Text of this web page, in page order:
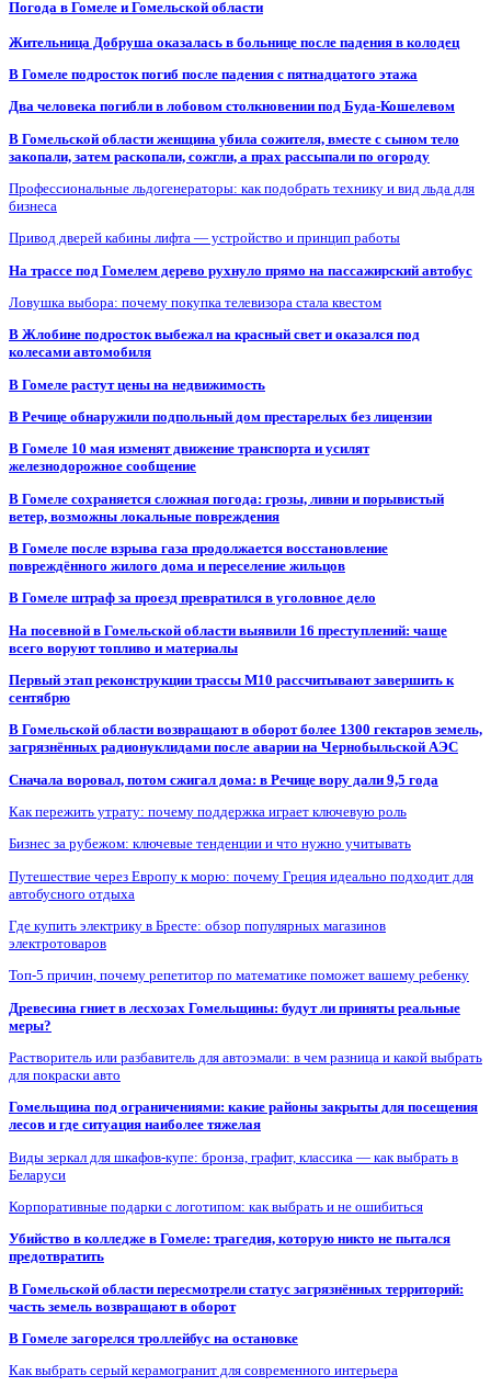
Погода в Гомеле и Гомельской области
Жительница Добруша оказалась в больнице после падения в колодец
В Гомеле подросток погиб после падения с пятнадцатого этажа
Два человека погибли в лобовом столкновении под Буда-Кошелевом
В Гомельской области женщина убила сожителя, вместе с сыном тело
закопали, затем раскопали, сожгли, а прах рассыпали по огороду
Профессиональные льдогенераторы: как подобрать технику и вид льда для
бизнеса
Привод дверей кабины лифта — устройство и принцип работы
На трассе под Гомелем дерево рухнуло прямо на пассажирский автобус
Ловушка выбора: почему покупка телевизора стала квестом
В Жлобине подросток выбежал на красный свет и оказался под
колесами автомобиля
В Гомеле растут цены на недвижимость
В Речице обнаружили подпольный дом престарелых без лицензии
В Гомеле 10 мая изменят движение транспорта и усилят
железнодорожное сообщение
В Гомеле сохраняется сложная погода: грозы, ливни и порывистый
ветер, возможны локальные повреждения
В Гомеле после взрыва газа продолжается восстановление
повреждённого жилого дома и переселение жильцов
В Гомеле штраф за проезд превратился в уголовное дело
На посевной в Гомельской области выявили 16 преступлений: чаще
всего воруют топливо и материалы
Первый этап реконструкции трассы М10 рассчитывают завершить к
сентябрю
В Гомельской области возвращают в оборот более 1300 гектаров земель,
загрязнённых радионуклидами после аварии на Чернобыльской АЭС
Сначала воровал, потом сжигал дома: в Речице вору дали 9,5 года
Как пережить утрату: почему поддержка играет ключевую роль
Бизнес за рубежом: ключевые тенденции и что нужно учитывать
Путешествие через Европу к морю: почему Греция идеально подходит для
автобусного отдыха
Где купить электрику в Бресте: обзор популярных магазинов
электротоваров
Топ-5 причин, почему репетитор по математике поможет вашему ребенку
Древесина гниет в лесхозах Гомельщины: будут ли приняты реальные
меры?
Растворитель или разбавитель для автоэмали: в чем разница и какой выбрать
для покраски авто
Гомельщина под ограничениями: какие районы закрыты для посещения
лесов и где ситуация наиболее тяжелая
Виды зеркал для шкафов-купе: бронза, графит, классика — как выбрать в
Беларуси
Корпоративные подарки с логотипом: как выбрать и не ошибиться
Убийство в колледже в Гомеле: трагедия, которую никто не пытался
предотвратить
В Гомельской области пересмотрели статус загрязнённых территорий:
часть земель возвращают в оборот
В Гомеле загорелся троллейбус на остановке
Как выбрать серый керамогранит для современного интерьера